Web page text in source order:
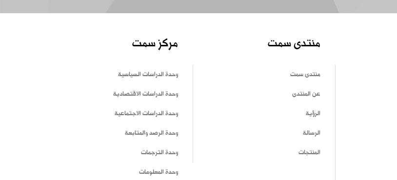
منتدى سمت
منتدى سمت
عن المنتدى
الرؤية
الرسالة
المنتجات
مركز سمت
وحدة الدراسات السياسية
وحدة الدراسات الاقتصادية
وحدة الدراسات الاجتماعية
وحدة الرصد والمتابعة
وحدة الترجمات
وحدة المعلومات